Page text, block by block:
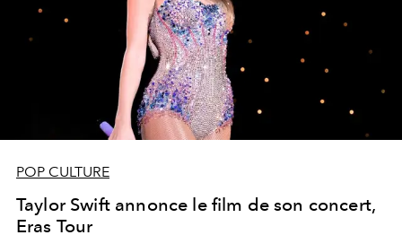
POP CULTURE
Taylor Swift annonce le film de son concert,
Eras Tour